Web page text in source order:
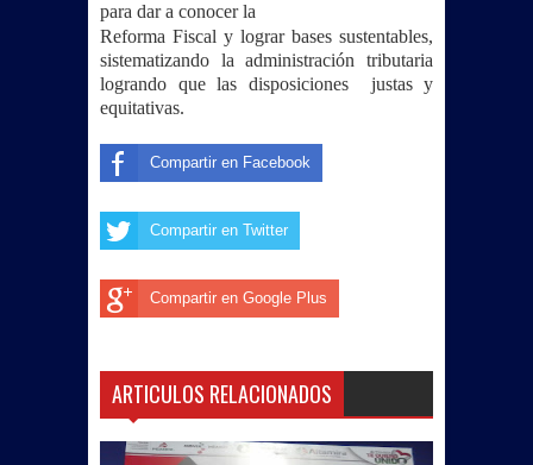
para dar a conocer la
Reforma Fiscal y lograr bases sustentables,
sistematizando la administración tributaria
logrando que las disposiciones
justas y
equitativas.
Compartir en Facebook
Compartir en Twitter
Compartir en Google Plus
ARTICULOS RELACIONADOS